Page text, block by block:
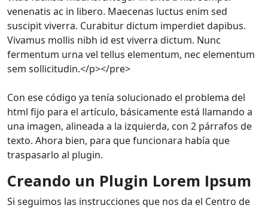
venenatis ac in libero. Maecenas luctus enim sed
suscipit viverra. Curabitur dictum imperdiet dapibus.
Vivamus mollis nibh id est viverra dictum. Nunc
fermentum urna vel tellus elementum, nec elementum
sem sollicitudin.</p></pre>
Con ese código ya tenía solucionado el problema del
html fijo para el artículo, básicamente está llamando a
una imagen, alineada a la izquierda, con 2 párrafos de
texto. Ahora bien, para que funcionara había que
traspasarlo al plugin.
Creando un Plugin Lorem Ipsum
Si seguimos las instrucciones que nos da el Centro de